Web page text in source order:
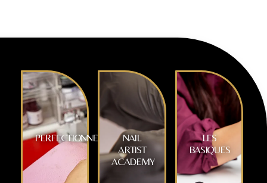
PERFECTIONNEMENTNAIL
ARTIST
ACADEMY
LES
BASIQUES